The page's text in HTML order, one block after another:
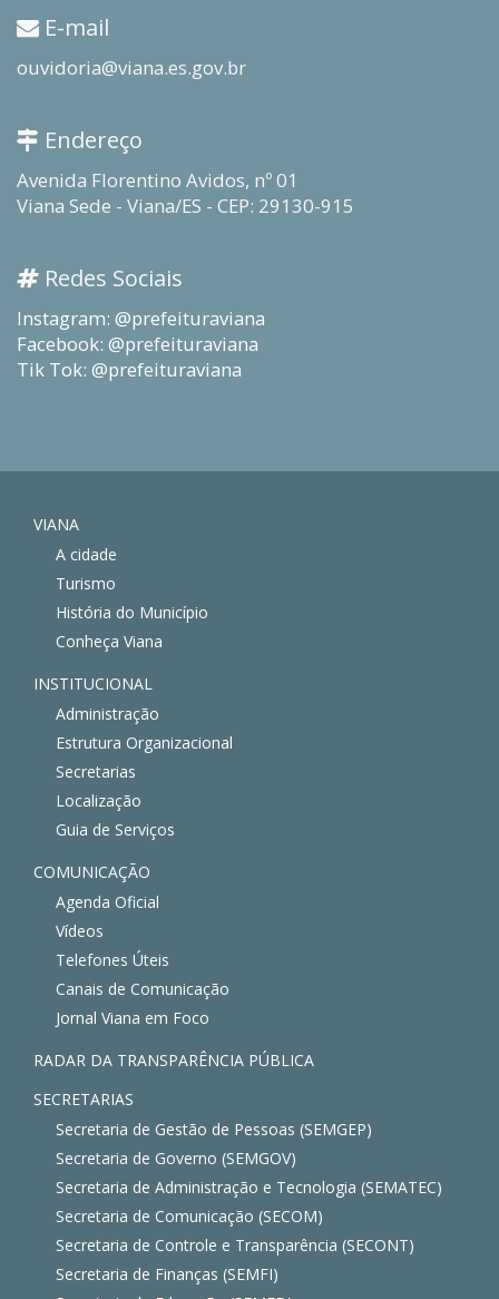
E-mail
ouvidoria@viana.es.gov.br
Endereço
Avenida Florentino Avidos, nº 01
Viana Sede - Viana/ES - CEP: 29130-915
Redes Sociais
Instagram: @prefeituraviana
Facebook: @prefeituraviana
Tik Tok: @prefeituraviana
VIANA
A cidade
Turismo
História do Município
Conheça Viana
INSTITUCIONAL
Administração
Estrutura Organizacional
Secretarias
Localização
Guia de Serviços
COMUNICAÇÃO
Agenda Oficial
Vídeos
Telefones Úteis
Canais de Comunicação
Jornal Viana em Foco
RADAR DA TRANSPARÊNCIA PÚBLICA
SECRETARIAS
Secretaria de Gestão de Pessoas (SEMGEP)
Secretaria de Governo (SEMGOV)
Secretaria de Administração e Tecnologia (SEMATEC)
Secretaria de Comunicação (SECOM)
Secretaria de Controle e Transparência (SECONT)
Secretaria de Finanças (SEMFI)